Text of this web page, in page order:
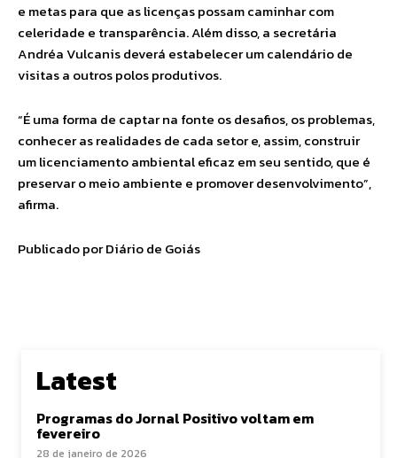
e metas para que as licenças possam caminhar com
celeridade e transparência. Além disso, a secretária
Andréa Vulcanis deverá estabelecer um calendário de
visitas a outros polos produtivos.
“É uma forma de captar na fonte os desafios, os problemas,
conhecer as realidades de cada setor e, assim, construir
um licenciamento ambiental eficaz em seu sentido, que é
preservar o meio ambiente e promover desenvolvimento”,
afirma.
Publicado por Diário de Goiás
Latest
Programas do Jornal Positivo voltam em
fevereiro
28 de janeiro de 2026